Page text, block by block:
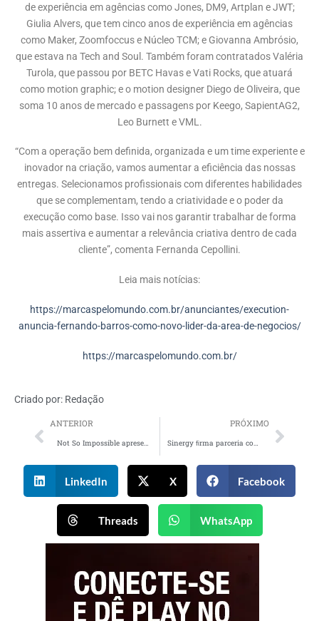
de experiência em agências como Jones, DM9, Artplan e JWT;
Giulia Alvers, que tem cinco anos de experiência em agências
como Maker, Zoomfoccus e Núcleo TCM; e Giovanna Ambrósio,
que estava na Tech and Soul. Também foram contratados Valéria
Turola, que passou por BETC Havas e Vati Rocks, que atuará
como motion graphic; e o motion designer Diego de Oliveira, que
soma 10 anos de mercado e passagens por Keego, SapientAG2,
Leo Burnett e VML.
“Com a operação bem definida, organizada e um time experiente e
inovador na criação, vamos aumentar a eficiência das nossas
entregas. Selecionamos profissionais com diferentes habilidades
que se complementam, tendo a criatividade e o poder da
execução como base. Isso vai nos garantir trabalhar de forma
mais assertiva e aumentar a relevância criativa dentro de cada
cliente”, comenta Fernanda Cepollini.
Leia mais notícias:
https://marcaspelomundo.com.br/anunciantes/execution-
anuncia-fernando-barros-como-novo-lider-da-area-de-negocios/
https://marcaspelomundo.com.br/
Criado por: Redação
ANTERIOR
Not So Impossible apresenta novidades para as áreas de atendimento e produção
PRÓXIMO
Sinergy ﬁrma parceria com a OD Drive
LinkedIn X Facebook
Threads WhatsApp